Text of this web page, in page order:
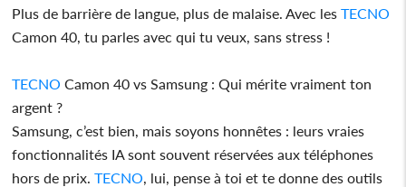
Plus de barrière de langue, plus de malaise. Avec lesTECNO
Camon 40, tu parles avec qui tu veux, sans stress !
TECNO Camon 40 vs Samsung : Qui mérite vraiment ton
argent ?
Samsung, c’est bien, mais soyons honnêtes : leurs vraies
fonctionnalités IA sont souvent réservées aux téléphones
hors de prix.TECNO, lui, pense à toi et te donne des outils